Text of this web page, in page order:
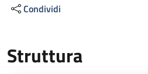
Condividi
Struttura